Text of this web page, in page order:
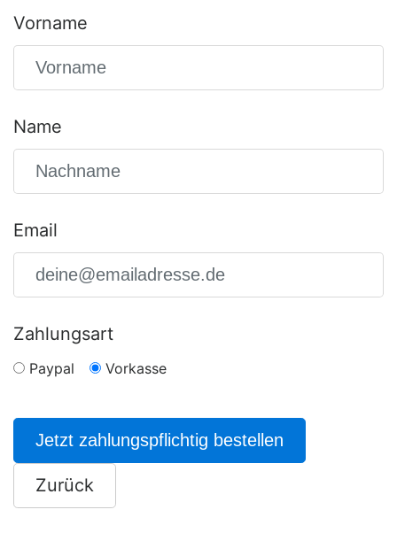
Vorname
Name
Email
Zahlungsart
Paypal Vorkasse
Jetzt zahlungspflichtig bestellen
Zurück